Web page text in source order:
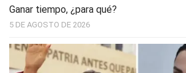
Ganar tiempo, ¿para qué?
5 DE AGOSTO DE 2026